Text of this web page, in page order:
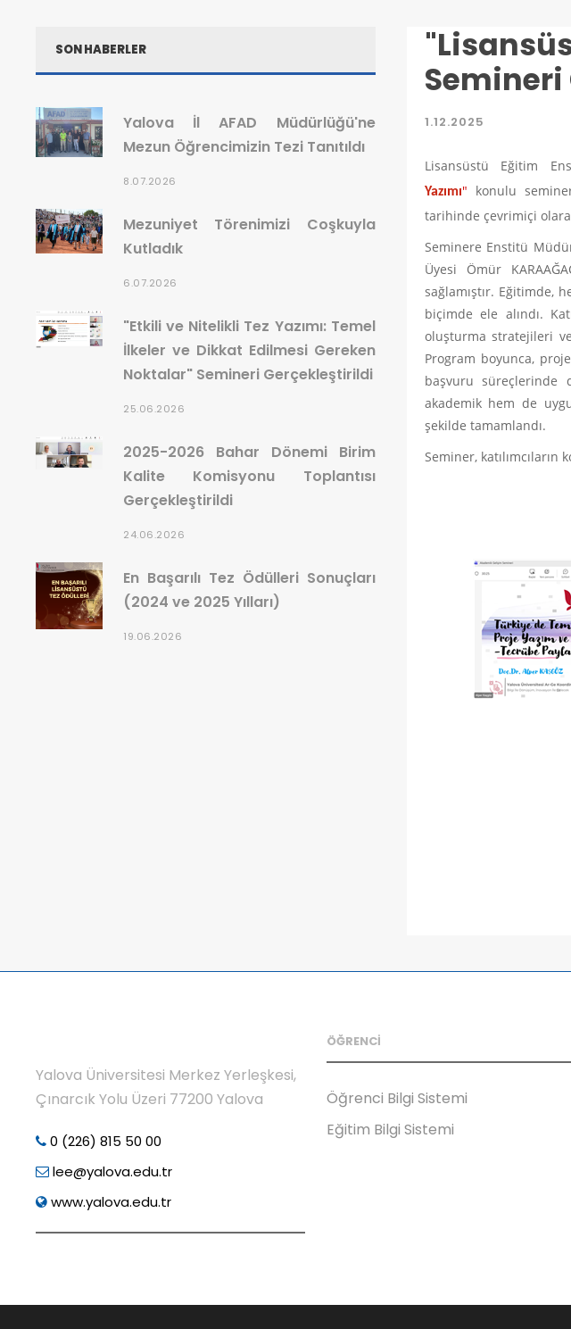
1.12.2025
Lisansüstü Eğitim
Yazımı" konulu
tarihinde çevrimiçi
Seminere Enstitü
Üyesi Ömür
sağlamıştır. Eğitimde,
biçimde ele alındı.
oluşturma stratejileri
Program boyunca,
başvuru süreçlerinde
akademik hem de
şekilde tamamlandı.
Seminer, katılımcıların
SON HABERLER
Yalova İl AFAD Müdürlüğü'ne
Mezun Öğrencimizin Tezi Tanıtıldı
8.07.2026
Mezuniyet Törenimizi Coşkuyla
Kutladık
6.07.2026
"Etkili ve Nitelikli Tez Yazımı: Temel
İlkeler ve Dikkat Edilmesi Gereken
Noktalar" Semineri Gerçekleştirildi
25.06.2026
2025-2026 Bahar Dönemi Birim
Kalite Komisyonu Toplantısı
Gerçekleştirildi
24.06.2026
En Başarılı Tez Ödülleri Sonuçları
(2024 ve 2025 Yılları)
19.06.2026
Yalova Üniversitesi Merkez Yerleşkesi,
Çınarcık Yolu Üzeri 77200 Yalova
0 (226) 815 50 00
lee@yalova.edu.tr
www.yalova.edu.tr
ÖĞRENCİ
Öğrenci Bilgi Sistemi
Eğitim Bilgi Sistemi